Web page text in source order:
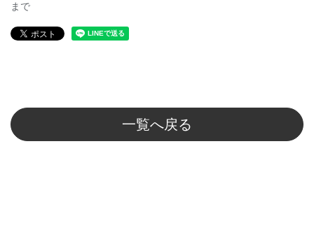
まで
一覧へ戻る